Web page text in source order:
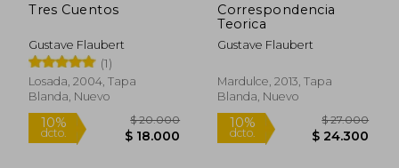
Tres Cuentos
Gustave Flaubert
(1)
Losada, 2004, Tapa
Blanda, Nuevo
Correspondencia
Teorica
Gustave Flaubert
Mardulce, 2013, Tapa
Blanda, Nuevo